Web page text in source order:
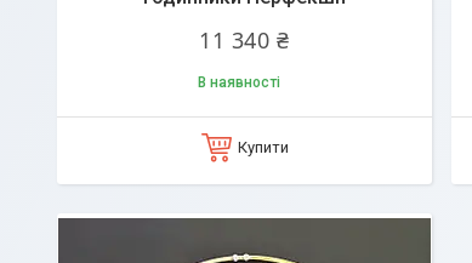
11 340 ₴
В наявності
Купити